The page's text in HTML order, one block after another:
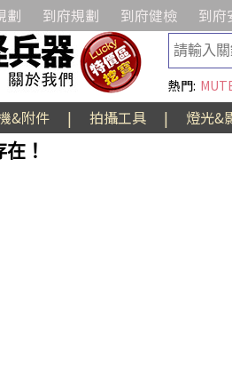
劃 到府規劃 到府健檢 到府
熱門:
&附件 | 拍攝工具 | 燈光&
！